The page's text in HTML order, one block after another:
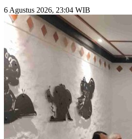
6 Agustus 2026, 23:04 WIB